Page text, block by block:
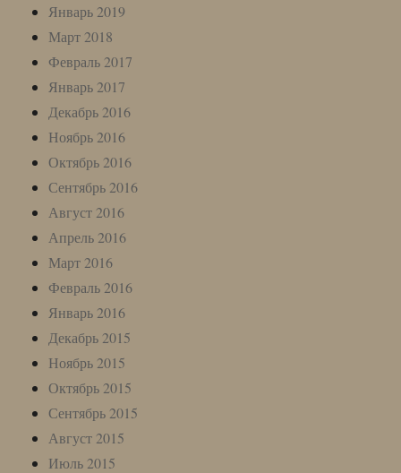
Январь 2019
Март 2018
Февраль 2017
Январь 2017
Декабрь 2016
Ноябрь 2016
Октябрь 2016
Сентябрь 2016
Август 2016
Апрель 2016
Март 2016
Февраль 2016
Январь 2016
Декабрь 2015
Ноябрь 2015
Октябрь 2015
Сентябрь 2015
Август 2015
Июль 2015